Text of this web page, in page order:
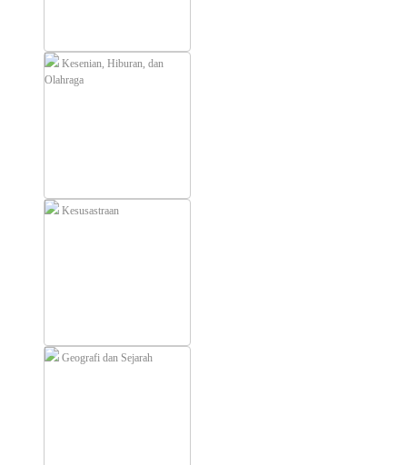
Kesenian, Hiburan, dan
Olahraga
Kesusastraan
Geografi dan Sejarah